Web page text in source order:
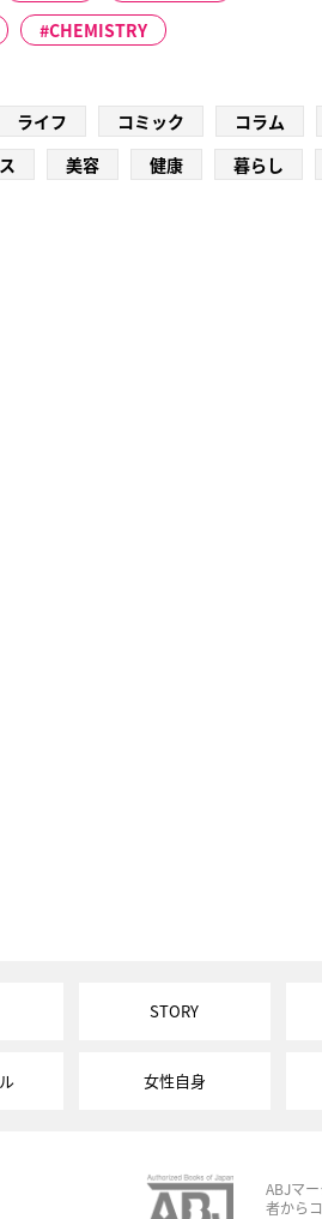
CHEMISTRY
ライフ コミック コラム
美容 健康 暮らし
STORY
女性自身
ABJマ
者から